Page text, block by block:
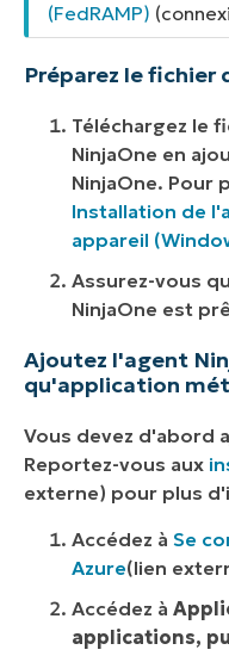
(FedRAMP)
Préparez le
Téléchargez le
NinjaOne en
NinjaOne. Pour
Installation de
appareil
Assurez-vous
NinjaOne est
Ajoutez l'agent
qu'application
Vous devez d'abord
Reportez-vous aux
externe) pour plus
Accédez à Se
Azure(lien
Accédez à
applications,